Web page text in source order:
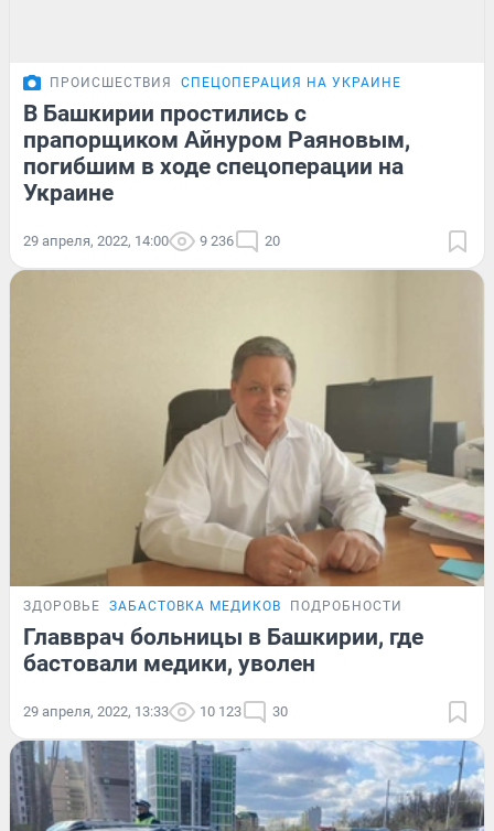
ПРОИСШЕСТВИЯ СПЕЦОПЕРАЦИЯ НА УКРАИНЕ
В Башкирии простились с
прапорщиком Айнуром Раяновым,
погибшим в ходе спецоперации на
Украине
29 апреля, 2022, 14:00 9 236 20
ЗДОРОВЬЕ ЗАБАСТОВКА МЕДИКОВ ПОДРОБНОСТИ
Главврач больницы в Башкирии, где
бастовали медики, уволен
29 апреля, 2022, 13:33 10 123 30